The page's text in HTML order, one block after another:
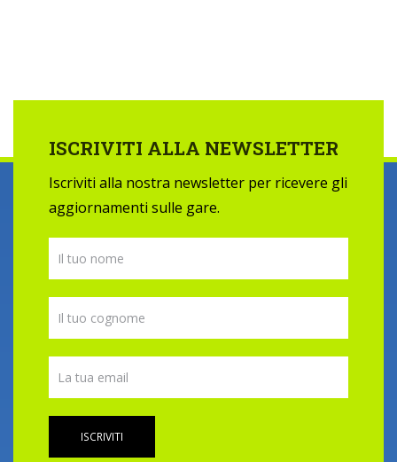
ISCRIVITI ALLA NEWSLETTER
Iscriviti alla nostra newsletter per ricevere gli
aggiornamenti sulle gare.
ISCRIVITI